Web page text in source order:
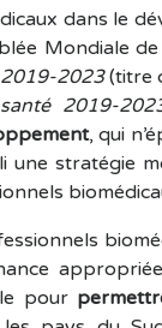
dans le
Mondiale
2019-2023(titre
2019-
, qui
une stratégie
pour